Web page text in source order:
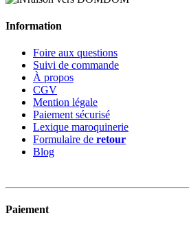
Information
Foire aux questions
Suivi de commande
À propos
CGV
Mention légale
Paiement sécurisé
Lexique maroquinerie
Formulaire de retour
Blog
Paiement